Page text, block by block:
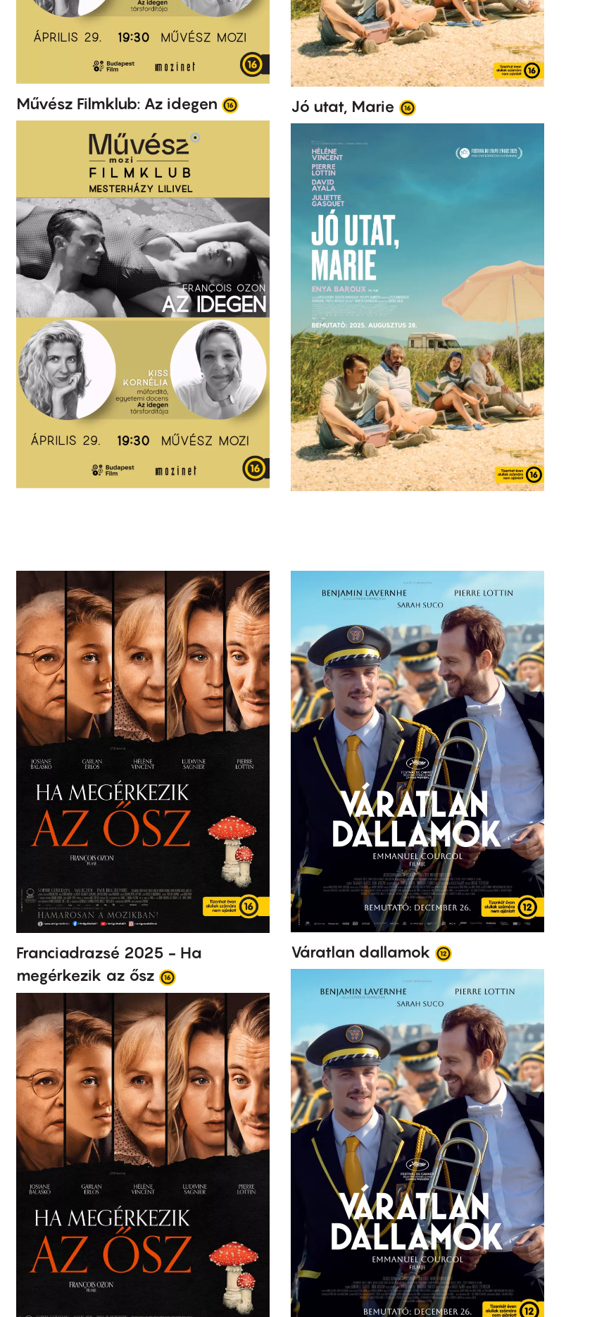
Művész Filmklub: Az idegen Jó utat, Marie
Franciadrazsé 2025 - Ha
megérkezik az ősz
Váratlan dallamok